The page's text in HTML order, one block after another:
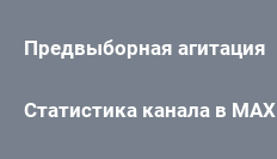
Предвыборная агитация
Статистика канала в MAX